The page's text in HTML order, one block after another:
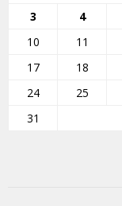
3
4
10
11
17
18
24
25
31